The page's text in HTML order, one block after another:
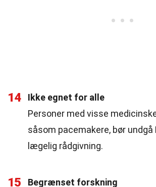
14
Ikke egnet for alle
Personer med visse
såsom pacemakere, bør undgå
lægelig rådgivning.
15
Begrænset forskning